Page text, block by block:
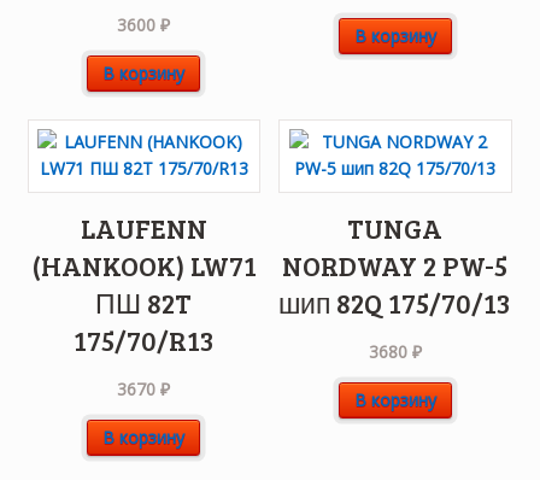
3600₽
В корзину
В корзину
LAUFENN
(HANKOOK) LW71
ПШ 82T
175/70/R13
3670₽
В корзину
TUNGA
NORDWAY 2 PW-5
шип 82Q 175/70/13
3680 ₽
В корзину